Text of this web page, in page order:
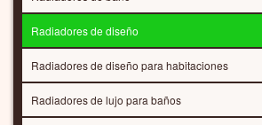
Radiadores de diseño
Radiadores de diseño para habitaciones
Radiadores de lujo para baños